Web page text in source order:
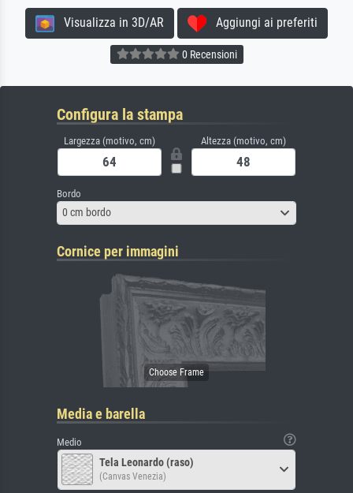
Visualizza in 3D/AR Aggiungi ai preferiti
0 Recensioni
Configura la stampa
Largezza (motivo, cm) Altezza (motivo, cm)
Bordo
0 cm bordo
Cornice per immagini
Media e barella
Medio
Tela Leonardo (raso)
(Canvas Venezia)